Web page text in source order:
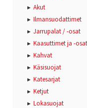
Akut
Ilmansuodattimet
Jarrupalat / -osat
Kaasuttimet ja -osat
Kahvat
Käsisuojat
Katesarjat
Ketjut
Lokasuojat